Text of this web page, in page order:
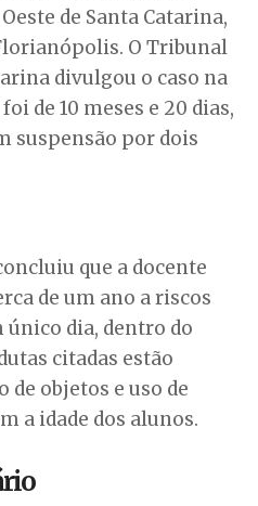
de Santa Catarina,
O Tribunal
divulgou o caso na
de 10 meses e 20 dias,
suspensão por dois
que a docente
de um ano a riscos
dia, dentro do
citadas estão
objetos e uso de
a idade dos alunos.